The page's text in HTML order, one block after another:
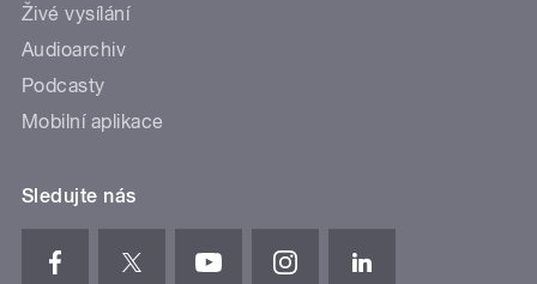
Živé vysílání
Audioarchiv
Podcasty
Mobilní aplikace
Sledujte nás